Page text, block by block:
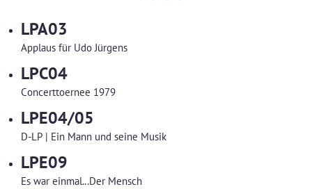
LPA03
Applaus für Udo Jürgens
LPC04
Concerttoernee 1979
LPE04/05
D-LP | Ein Mann und seine Musik
LPE09
Es war einmal...Der Mensch